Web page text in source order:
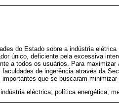
do Estado sobre a indústria
único, deficiente pela excessiva
a todos os usuários. Para
de ingerência através da
que se buscaram
eléctrica; política energética;